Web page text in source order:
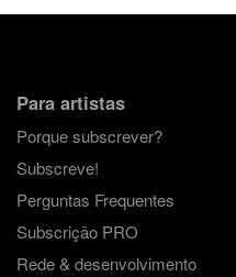
Para artistas
Porque subscrever?
Subscreve!
Perguntas Frequentes
Subscrição PRO
Rede & desenvolvimento